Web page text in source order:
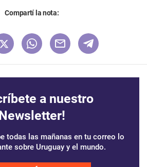
Compartí la nota:
a nuestro
todas las mañanas en tu correo lo
sobre Uruguay y el mundo.